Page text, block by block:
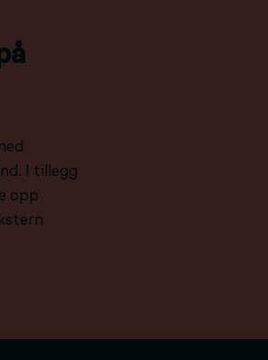
I tillegg
opp